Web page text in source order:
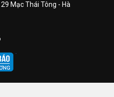
Mạc Thái Tông - Hà